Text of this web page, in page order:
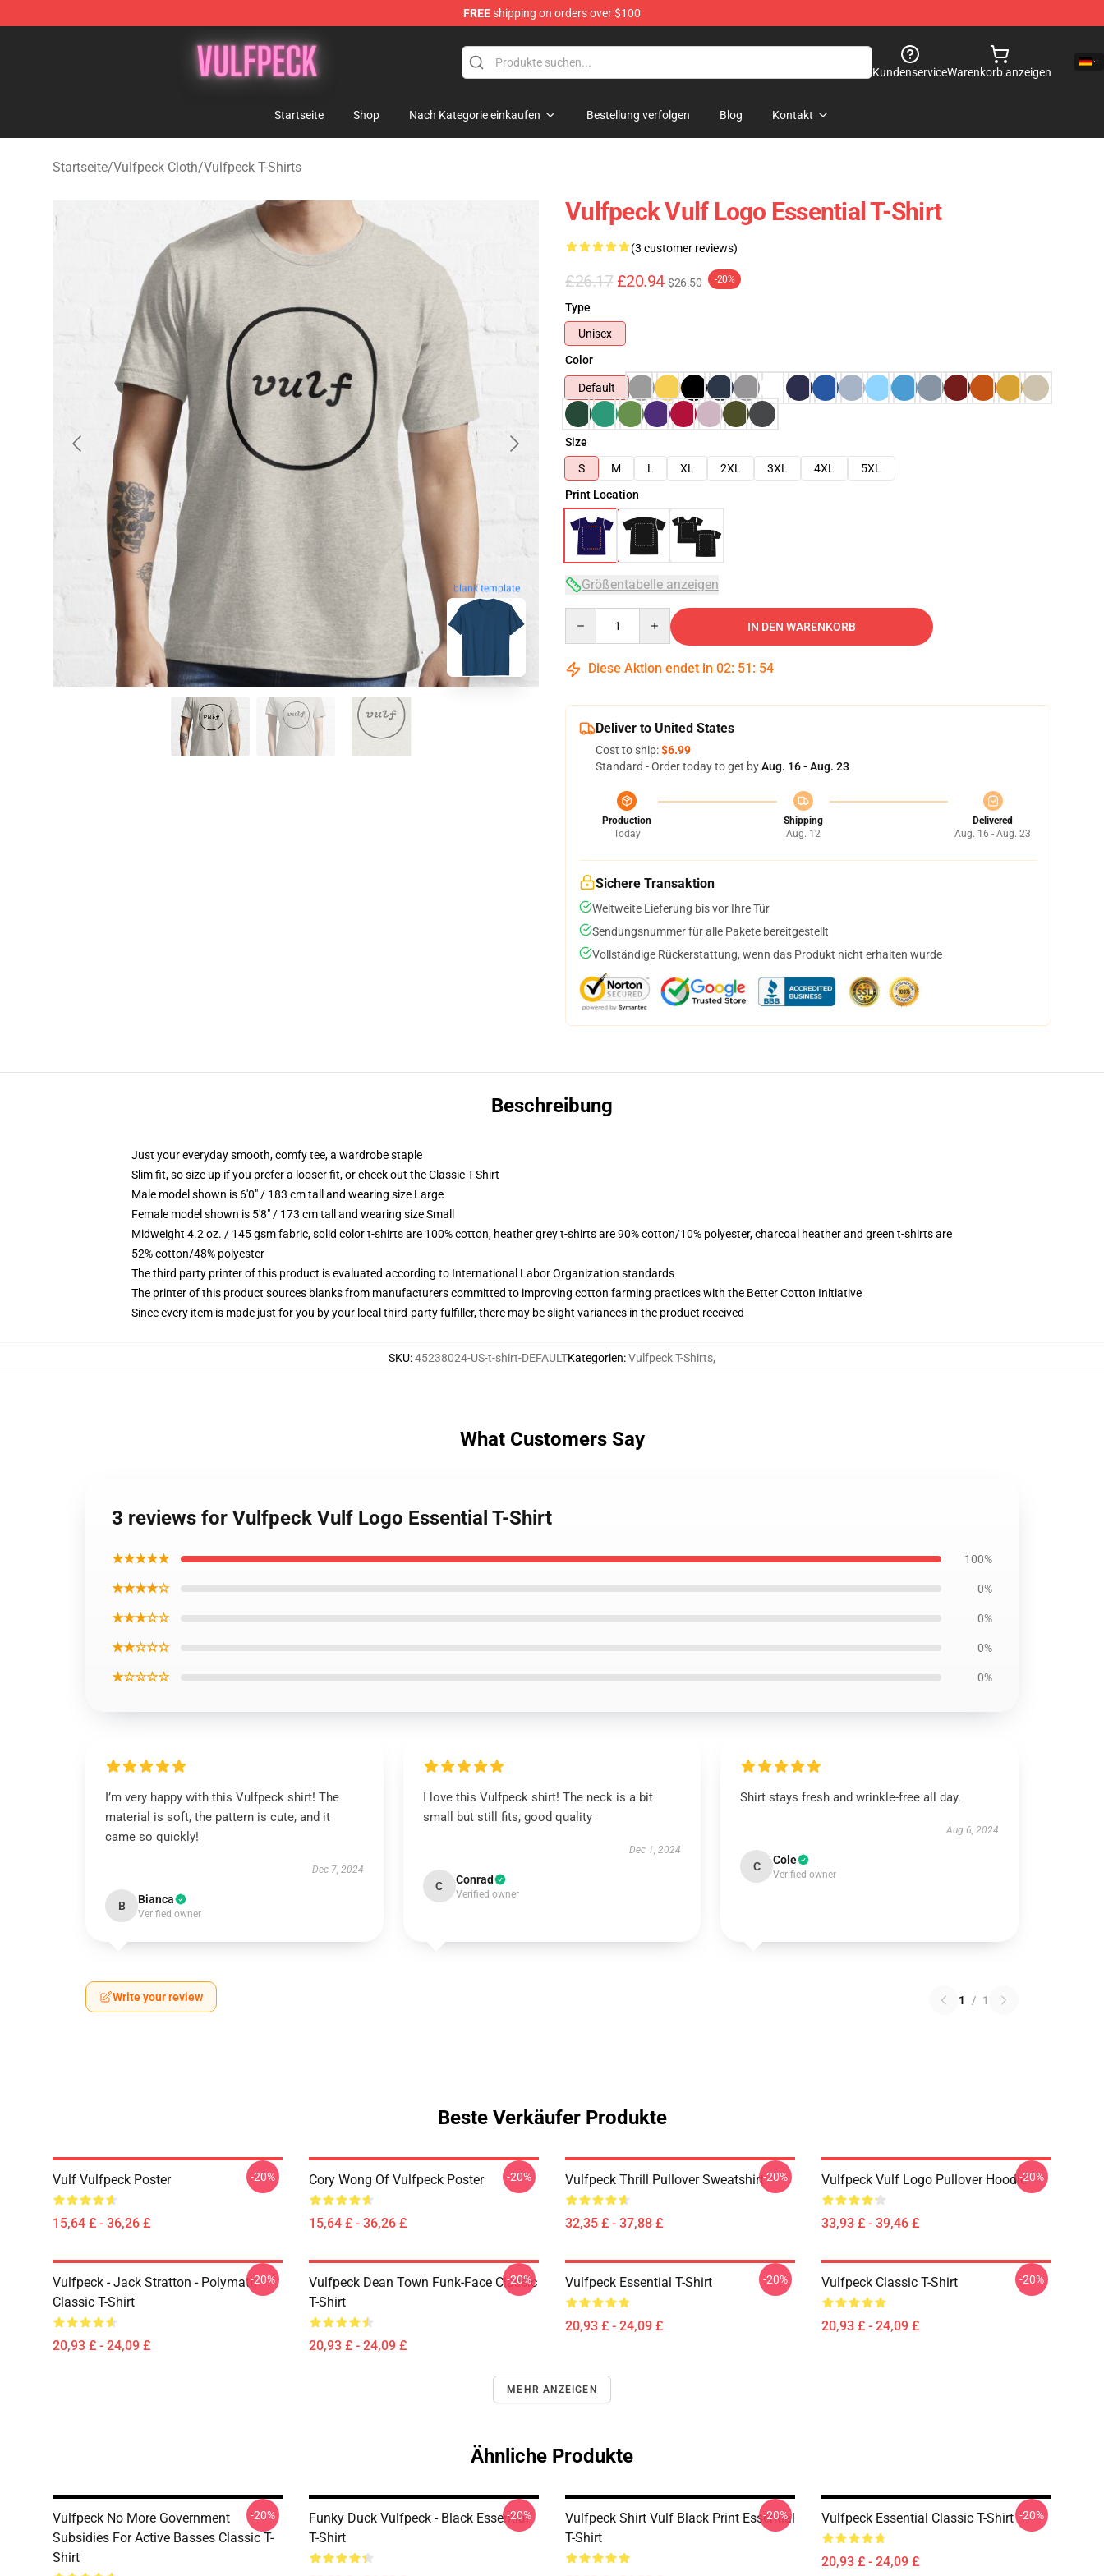
FREEshipping on orders over $100
Vulfpeck Shop - Official Vulfpeck Merchandise Store
KundenserviceWarenkorb anzeigen
Startseite Shop Nach Kategorie einkaufen Bestellung verfolgen Blog Kontakt
Startseite/Vulfpeck Cloth/Vulfpeck T-Shirts
blank template
Vulfpeck Vulf Logo Essential T-Shirt
(3 customer reviews)
£26.17 £20.94 $26.50 -20%
Type
Unisex
Color
Default
Size
S
M L XL 2XL 3XL 4XL
5XL
Print Location
Größentabelle anzeigen
IN DEN WARENKORB
Diese Aktion endet in 02: 51 : 53
Deliver to United States
Cost to ship:$6.99
Standard - Order today to get byAug. 16 - Aug. 23
Production
Today
Shipping
Aug. 12
Delivered
Aug. 16 - Aug. 23
Sichere Transaktion
Weltweite Lieferung bis vor Ihre Tür
Sendungsnummer für alle Pakete bereitgestellt
Vollständige Rückerstattung, wenn das Produkt nicht erhalten wurde
Beschreibung
Just your everyday smooth, comfy tee, a wardrobe staple
Slim fit, so size up if you prefer a looser fit, or check out the Classic T-Shirt
Male model shown is 6'0" / 183 cm tall and wearing size Large
Female model shown is 5'8" / 173 cm tall and wearing size Small
Midweight 4.2 oz. / 145 gsm fabric, solid color t-shirts are 100% cotton, heather grey t-shirts are 90% cotton/10% polyester, charcoal heather and green t-shirts are
52% cotton/48% polyester
The third party printer of this product is evaluated according to International Labor Organization standards
The printer of this product sources blanks from manufacturers committed to improving cotton farming practices with the Better Cotton Initiative
Since every item is made just for you by your local third-party fulfiller, there may be slight variances in the product received
SKU:45238024-US-t-shirt-DEFAULTKategorien:Vulfpeck T-Shirts,
What Customers Say
3 reviews for Vulfpeck Vulf Logo Essential T-Shirt
★★★★★ 100%
★★★★☆ 0%
★★★☆☆ 0%
★★☆☆☆ 0%
★☆☆☆☆ 0%
I’m very happy with this Vulfpeck shirt! The
material is soft, the pattern is cute, and it
came so quickly!
Dec 7, 2024
B Bianca
Verified owner
I love this Vulfpeck shirt! The neck is a bit
small but still fits, good quality
Dec 1, 2024
C Conrad
Verified owner
Shirt stays fresh and wrinkle-free all day.
Aug 6, 2024
C Cole
Verified owner
Write your review 1 / 1
Beste Verkäufer Produkte
Vulf Vulfpeck Poster
15,64 £ - 36,26 £
-20% Cory Wong Of Vulfpeck Poster
15,64 £ - 36,26 £
-20% Vulfpeck Thrill Pullover Sweatshirt
32,35 £ - 37,88 £
-20% Vulfpeck Vulf Logo Pullover Hoodie
33,93 £ - 39,46 £
-20%
Vulfpeck - Jack Stratton - Polymath
Classic T-Shirt
20,93 £ - 24,09 £
-20%
Vulfpeck Dean Town Funk-Face Classic
T-Shirt
20,93 £ - 24,09 £
-20% Vulfpeck Essential T-Shirt
20,93 £ - 24,09 £
-20% Vulfpeck Classic T-Shirt
20,93 £ - 24,09 £
-20%
MEHR ANZEIGEN
Ähnliche Produkte
Vulfpeck No More Government
Subsidies For Active Basses Classic T-
Shirt
-20%
Funky Duck Vulfpeck - Black Essential
T-Shirt
-20%
Vulfpeck Shirt Vulf Black Print Essential
T-Shirt
-20% Vulfpeck Essential Classic T-Shirt
20,93 £ - 24,09 £
-20%